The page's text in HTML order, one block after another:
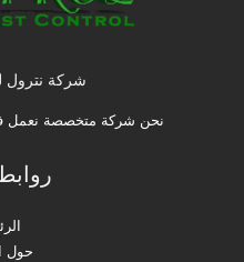
شركة نترول
نحن شركة متخصصة نعمل فى
حول